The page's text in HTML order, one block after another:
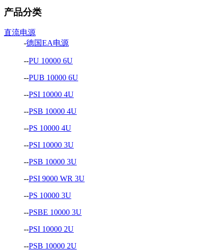
产品分类
直流电源
-德国EA电源
--PU 10000 6U
--PUB 10000 6U
--PSI 10000 4U
--PSB 10000 4U
--PS 10000 4U
--PSI 10000 3U
--PSB 10000 3U
--PSI 9000 WR 3U
--PS 10000 3U
--PSBE 10000 3U
--PSI 10000 2U
--PSB 10000 2U